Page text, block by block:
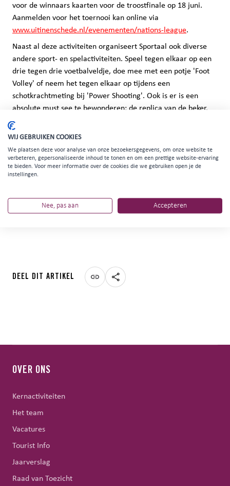
voor de winnaars kaarten voor de troostfinale op 18 juni.
Aanmelden voor het toernooi kan online via
www.uitinenschede.nl/evenementen/nations-league.
Naast al deze activiteiten organiseert Sportaal ook diverse
andere sport- en spelactiviteiten. Speel tegen elkaar op een
drie tegen drie voetbalveldje, doe mee met een potje 'Foot
Volley' of neem het tegen elkaar op tijdens een
schotkrachtmeting bij 'Power Shooting'. Ook is er is een
absolute must see te bewonderen: de replica van de beker.
Kortom, veel te doen voor iedere leeftijd.
Bereikbaarheid fan meeting point
Het Fan Meeting Point in het Volkspark is normaal
pendelbus die rijdt tussen het Volkspark en de Grolsch Veste
DEEL DIT ARTIKEL
OVER ONS
Kernactiviteiten
Het team
Vacatures
Tourist Info
Jaarverslag
Raad van Toezicht
WIJ GEBRUIKEN COOKIES
We plaatsen deze voor analyse van onze bezoekersgegevens, om onze website te
verbeteren, gepersonaliseerde inhoud te tonen en om een prettige website-ervaring
te bieden. Voor meer informatie over de cookies die we gebruiken open je de
instellingen.
Nee, pas aan Accepteren